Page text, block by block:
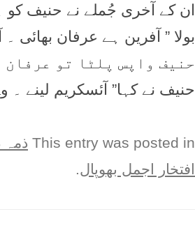
ان کے آخری جُملے نے حنیف کو
بولا ” آفرین ہے عرفان بھائی
حنیف واپس پلٹا تو عرفان
حنیف نے کہا” آئسکریم لینے
This entry was posted in ذمہ
افتخار اجمل بھوپال.